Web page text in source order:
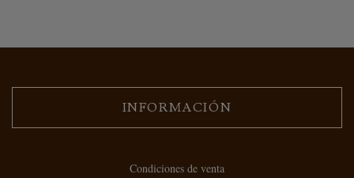
INFORMACIÓN
Condiciones de venta